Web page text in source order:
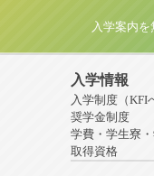
入学案内を
入学情報
入学制度（KFI
奨学金制度
学費・学生寮
取得資格